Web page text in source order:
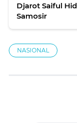
Djarot Saiful
Samosir
NASIONAL